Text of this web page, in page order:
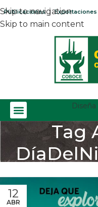
Skip to navigation
Skip to main content
Publicaciones Exportaciones
Tag
12
ABR